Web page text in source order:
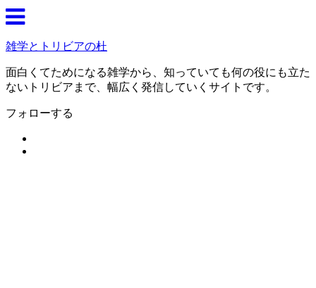
雑学とトリビアの杜
面白くてためになる雑学から、知っていても何の役にも立た
ないトリビアまで、幅広く発信していくサイトです。
フォローする